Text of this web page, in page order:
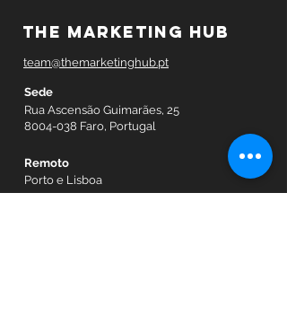
THE MARKETING HUB
team@themarketinghub.pt
Sede
Rua Ascensão Guimarães, 25
8004-038 Faro, Portugal
Remoto
Porto e Lisboa